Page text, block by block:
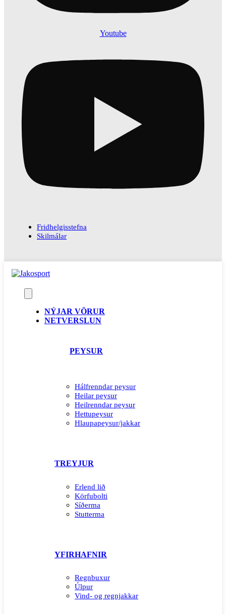
Youtube
Fridhelgisstefna
Skilmálar
NÝJAR VÖRUR
NETVERSLUN
PEYSUR
Hálfrenndar peysur
Heilar peysur
Heilrenndar peysur
Hettupeysur
Hlaupapeysur/jakkar
TREYJUR
Erlend lið
Körfubolti
Síðerma
Stutterma
YFIRHAFNIR
Regnbuxur
Úlpur
Vind- og regnjakkar